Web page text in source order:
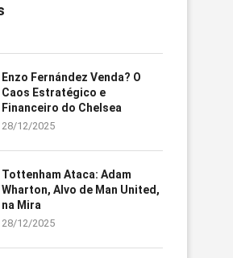
Enzo Fernández Venda? O
Caos Estratégico e
Financeiro do Chelsea
28/12/2025
Tottenham Ataca: Adam
Wharton, Alvo de Man United,
na Mira
28/12/2025